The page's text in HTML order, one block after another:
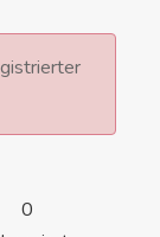
0